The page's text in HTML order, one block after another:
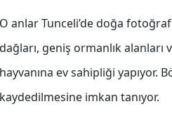
O anlar Tunceli’de doğa
dağları, geniş ormanlık
hayvanına ev sahipliği
kaydedilmesine imkan tanıyor.